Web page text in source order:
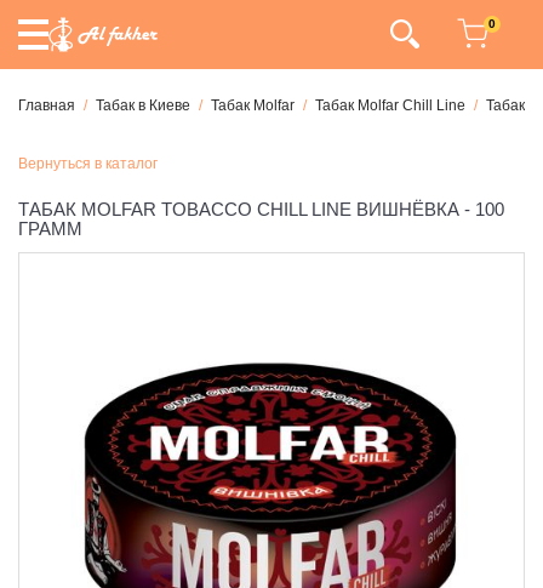
0
Главная Табак в Киеве Табак Molfar Табак Molfar Chill Line Табак
Вернуться в каталог
ТАБАК MOLFAR TOBACCO CHILL LINE ВИШНЁВКА - 100
ГРАММ